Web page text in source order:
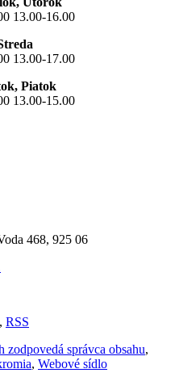
13.00-16.00
13.00-17.00
Piatok
13.00-15.00
468, 925 06
, RSS
zodpovedá správca obsahu,
, Webové sídlo